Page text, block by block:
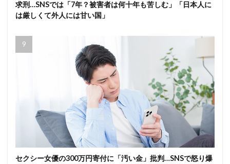
求刑…SNSでは「7年？被害者は何十年も苦しむ」「日本人に
は厳しくて外人には甘い国」
セクシー女優の300万円寄付に「汚い金」批判…SNSで怒り爆